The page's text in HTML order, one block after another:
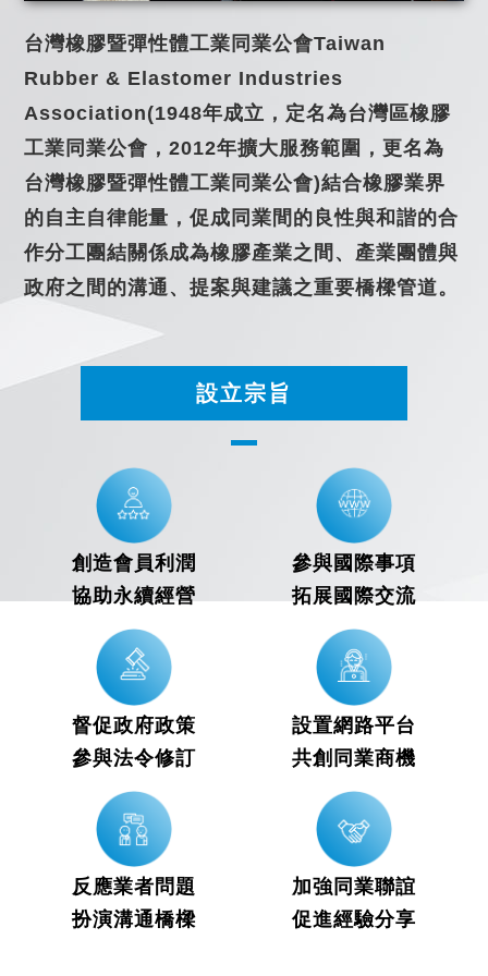
台灣橡膠暨彈性體工業同業公會Taiwan
Rubber & Elastomer Industries
Association(1948年成立，定名為台灣區橡膠
工業同業公會，2012年擴大服務範圍，更名為
台灣橡膠暨彈性體工業同業公會)結合橡膠業界
的自主自律能量，促成同業間的良性與和諧的合
作分工團結關係成為橡膠產業之間、產業團體與
政府之間的溝通、提案與建議之重要橋樑管道。
設立宗旨
創造會員利潤
協助永續經營
參與國際事項
拓展國際交流
督促政府政策
參與法令修訂
設置網路平台
共創同業商機
反應業者問題
扮演溝通橋樑
加強同業聯誼
促進經驗分享